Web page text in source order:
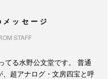
ッセージ
STAFF
てる水野公文堂です。 普通
超アナログ・文房四宝と呼